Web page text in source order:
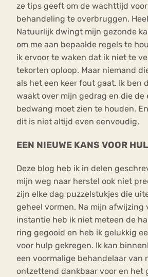
ze tips geeft om de wachttijd
behandeling te overbruggen.
Natuurlijk dwingt mijn gezonde
om me aan bepaalde regels te
ik ervoor te waken dat ik niet te
tekorten oploop. Maar niemand
als het een keer fout gaat. Ik ben
waakt over mijn gedrag en die de
bedwang moet zien te houden.
dit is niet altijd even eenvoudig.
EEN NIEUWE KANS VOOR
Deze blog heb ik in delen
mijn weg naar herstel ook niet
zijn elke dag puzzelstukjes die
geheel vormen. Na mijn afwijzing
instantie heb ik niet meteen de
ring gegooid en heb ik gelukkig
voor hulp gekregen. Ik kan
een voormalige behandelaar van
ontzettend dankbaar voor en het